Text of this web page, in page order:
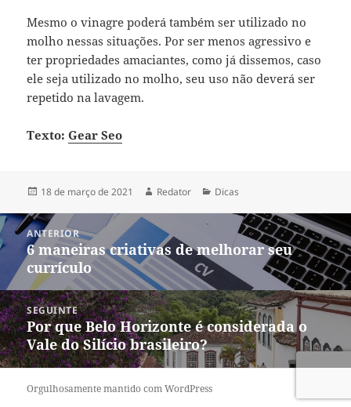
Mesmo o vinagre poderá também ser utilizado no
molho nessas situações. Por ser menos agressivo e
ter propriedades amaciantes, como já dissemos, caso
ele seja utilizado no molho, seu uso não deverá ser
repetido na lavagem.
Texto:Gear Seo
Publicado
18 de março de 2021 Autor
Redator Categorias
Dicas
Navegação
de
Post
ANTERIOR
Post
anterior:
6 maneiras criativas de melhorar seu
currículo
SEGUINTE
Próximo
post:
Por que Belo Horizonte é considerada o
Vale do Silício brasileiro?
Orgulhosamente mantido com WordPress